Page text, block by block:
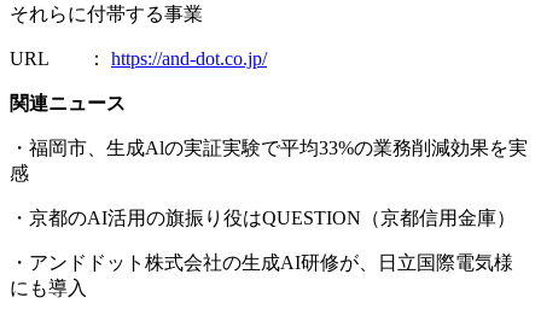
それらに付帯する事業
URL ： https://and-dot.co.jp/
関連ニュース
・福岡市、生成Alの実証実験で平均33%の業務削減効果を実
感
・京都のAI活用の旗振り役はQUESTION（京都信用金庫）
・アンドドット株式会社の生成AI研修が、日立国際電気様
にも導入